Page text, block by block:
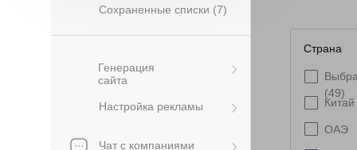
Генерация
сайта
Настройка рекламы
Чат с компаниями
Сохраненные списки (7)
ОАЭ
Китай
(49)
Страна